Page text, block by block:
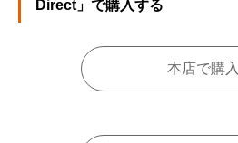
Direct」で購入する
本店で購入